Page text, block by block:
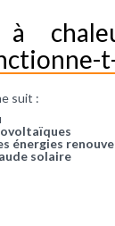
suit :
énergies
solaire